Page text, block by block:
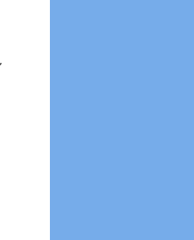
Windböen heute